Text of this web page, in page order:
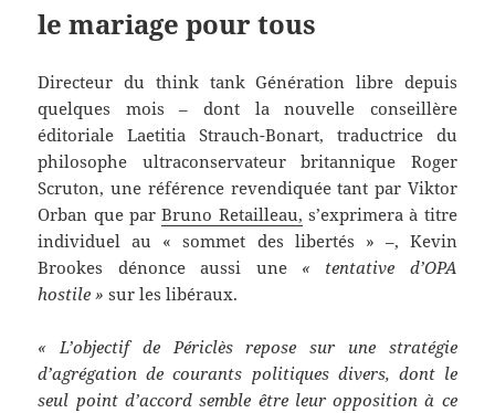
le mariage pour tous
Directeur du think tank Génération libre depuis
quelques mois – dont la nouvelle conseillère
éditoriale Laetitia Strauch-Bonart, traductrice du
philosophe ultraconservateur britannique Roger
Scruton, une référence revendiquée tant par Viktor
Orban que parBruno Retailleau, s’exprimera à titre
individuel au « sommet des libertés » –, Kevin
Brookes dénonce aussi une « tentative d’OPA
hostile » sur les libéraux.
« L’objectif de Périclès repose sur une stratégie
d’agrégation de courants politiques divers, dont le
seul point d’accord semble être leur opposition à ce